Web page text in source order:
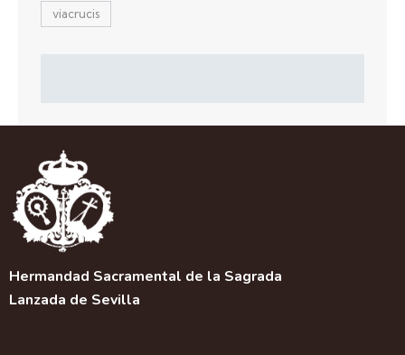
viacrucis
Hermandad Sacramental de la Sagrada
Lanzada de Sevilla